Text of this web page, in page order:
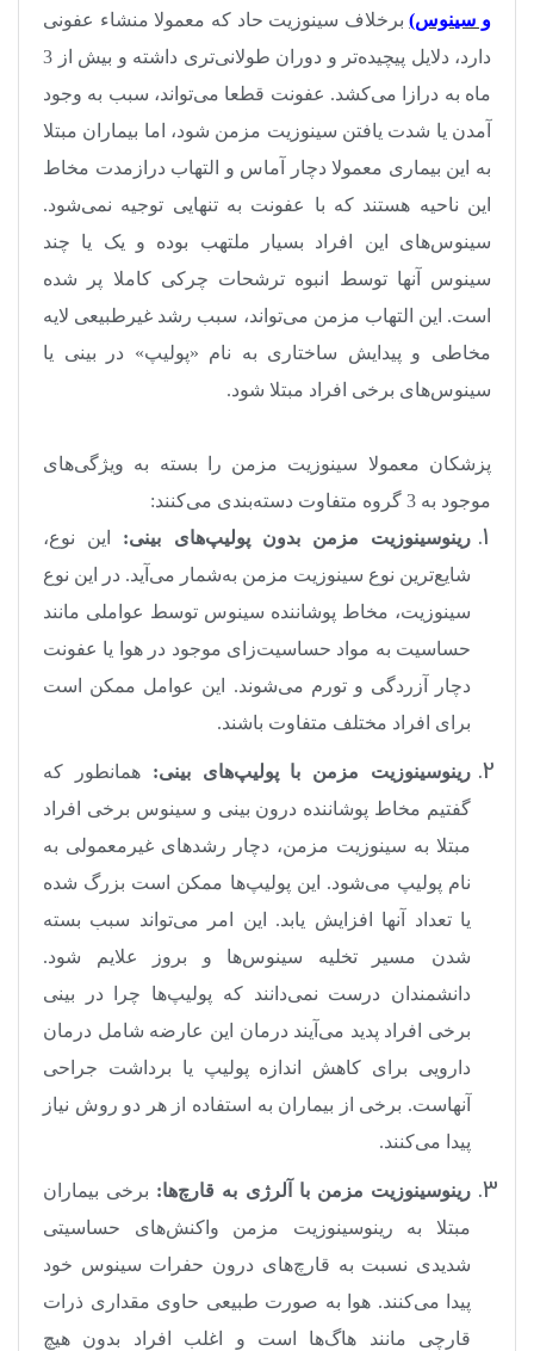
و سینوس)برخلاف سینوزیت حاد که معمولا منشاء عفونی
دارد، دلایل پیچیده‌تر و دوران طولانی‌تری داشته و بیش از 3
ماه به درازا می‌کشد. عفونت قطعا می‌تواند، سبب به وجود
آمدن یا شدت یافتن سینوزیت مزمن شود، اما بیماران مبتلا
به این بیماری معمولا دچار آماس و التهاب درازمدت مخاط
این ناحیه هستند که با عفونت به تنهایی توجیه نمی‌شود.
سینوس‌های این افراد بسیار ملتهب بوده و یک یا چند
سینوس آنها توسط انبوه ترشحات چرکی کاملا پر شده
است. این التهاب مزمن می‌تواند، سبب رشد غیرطبیعی لایه
مخاطی و پیدایش ساختاری به نام «پولیپ» در بینی یا
سینوس‌های برخی افراد مبتلا شود.
پزشکان معمولا سینوزیت مزمن را بسته به ویژگی‌های
موجود به 3 گروه متفاوت دسته‌بندی می‌کنند
:
رینوسینوزیت مزمن بدون پولیپ‌های بینی: این نوع،
شایع‌ترین نوع سینوزیت مزمن به‌شمار می‌آید. در این نوع
سینوزیت، مخاط پوشاننده سینوس توسط عواملی مانند
حساسیت به مواد حساسیت‌زای موجود در هوا یا عفونت
دچار آزردگی و تورم می‌شوند. این عوامل ممکن است
برای افراد مختلف متفاوت باشند.
رینوسینوزیت مزمن با پولیپ‌های بینی: همانطور که
گفتیم مخاط پوشاننده درون بینی و سینوس برخی افراد
مبتلا به سینوزیت مزمن، دچار رشدهای غیرمعمولی به
نام پولیپ می‌شود. این پولیپ‌ها ممکن است بزرگ شده
یا تعداد آنها افزایش یابد. این امر می‌تواند سبب بسته
شدن مسیر تخلیه سینوس‌ها و بروز علایم شود.
دانشمندان درست نمی‌دانند که پولیپ‌ها چرا در بینی
برخی افراد پدید می‌آیند درمان این عارضه شامل درمان
دارویی برای کاهش اندازه پولیپ یا برداشت جراحی
آنهاست. برخی از بیماران به استفاده از هر دو روش نیاز
پیدا می‌کنند.
رینوسینوزیت مزمن با آلرژی به قارچ‌ها: برخی بیماران
مبتلا به رینوسینوزیت مزمن واکنش‌های حساسیتی
شدیدی نسبت به قارچ‌های درون حفرات سینوس خود
پیدا می‌کنند. هوا به صورت طبیعی حاوی مقداری ذرات
قارچی مانند هاگ‌ها است و اغلب افراد بدون هیچ